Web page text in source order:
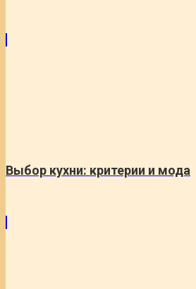
Выбор кухни: критерии и мода